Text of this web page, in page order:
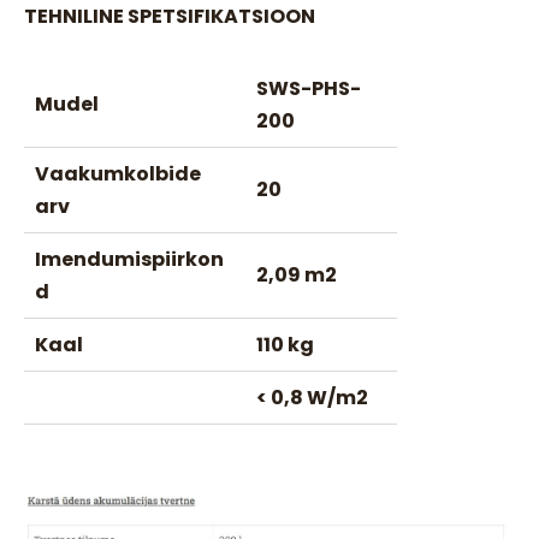
TEHNILINE SPETSIFIKATSIOON
Mudel
SWS-PHS-
200
Vaakumkolbide
arv
20
Imendumispiirkon
d
2,09 m2
Kaal
110 kg
< 0,8 W/m2